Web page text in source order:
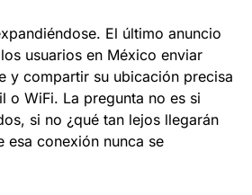
El último anuncio
usuarios en México enviar
y compartir su ubicación precisa
o WiFi. La pregunta no es si
si no ¿qué tan lejos llegarán
esa conexión nunca se